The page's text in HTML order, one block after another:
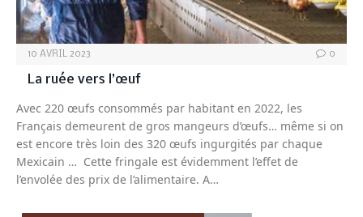
10 AVRIL 2023 0
La ruée vers l’œuf
Avec 220 œufs consommés par habitant en 2022, les
Français demeurent de gros mangeurs d’œufs… même si on
est encore très loin des 320 œufs ingurgités par chaque
Mexicain … Cette fringale est évidemment l’effet de
l’envolée des prix de l’alimentaire. A…